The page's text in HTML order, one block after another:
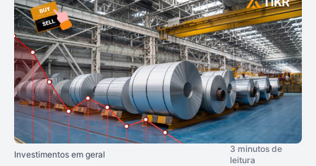
Investimentos em geral
3 minutos de
leitura